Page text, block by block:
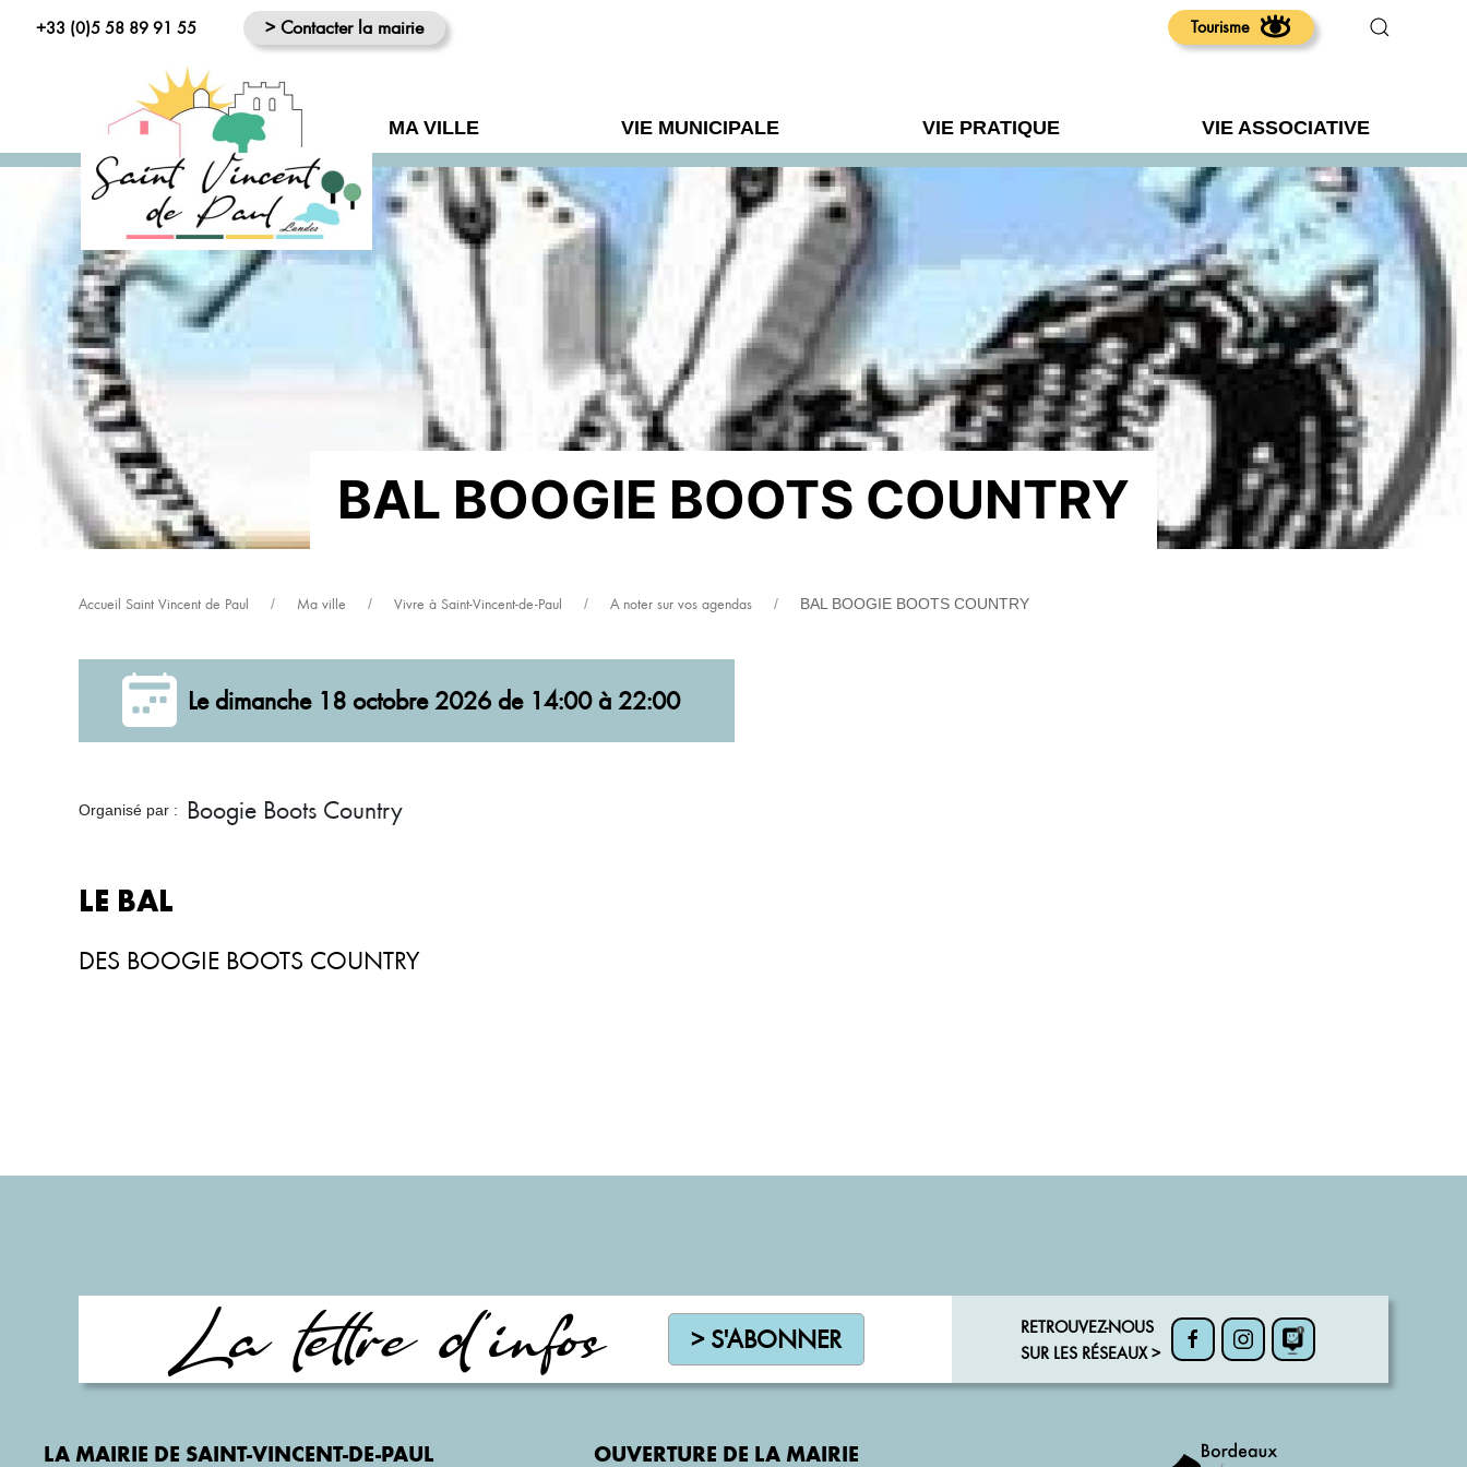
+33 (0)5 58 89 91 55 > Contacter la mairie Tourisme
MA VILLE VIE MUNICIPALE VIE PRATIQUE VIE ASSOCIATIVE
BAL BOOGIE BOOTS COUNTRY
Accueil Saint Vincent de Paul Ma ville Vivre à Saint-Vincent-de-Paul A noter sur vos agendas BAL BOOGIE BOOTS COUNTRY
Le dimanche 18 octobre 2026 de 14:00 à 22:00
Organisé par : Boogie Boots Country
LE BAL
DES BOOGIE BOOTS COUNTRY
La lettre d'infos > S'ABONNER
RETROUVEZ-NOUS
SUR LES RÉSEAUX >
LA MAIRIE DE SAINT-VINCENT-DE-PAUL OUVERTURE DE LA MAIRIE